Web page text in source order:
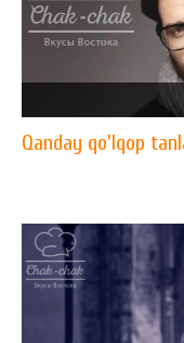
Qanday qo'lqop